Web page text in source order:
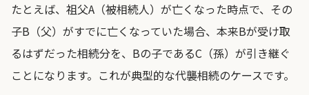
たとえば、祖父A（被相続人）が亡くなった時点で、その
子B（父）がすでに亡くなっていた場合、本来Bが受け取
るはずだった相続分を、Bの子であるC（孫）が引き継ぐ
ことになります。これが典型的な代襲相続のケースです。